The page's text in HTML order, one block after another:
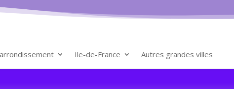
Ile-de-France Autres grandes villes